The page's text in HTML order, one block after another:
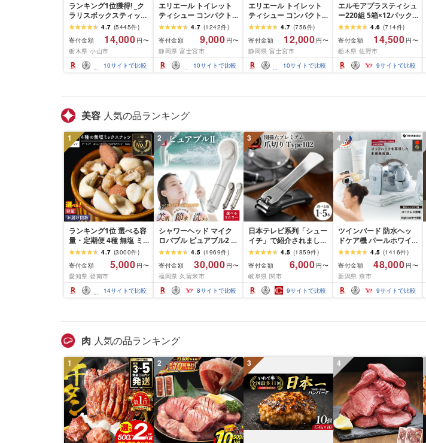
ランキング1位獲得! _ク
ラリスボックスティッシ
ュ60箱(1箱220組(440
枚))(5個入り×12セット)_
ティッシュ ティッシュ
ペーパー 日用品 常備品
生活用品 まとめ買い [配
送不可地域:離島・沖縄
4.7 (5445件)
寄付金額
14,000 円〜
栃木県 小山市
10サイトで比較
エリエール トイレット
ティシュー コンパクト
シングル [個数が選べ
る:16・32・64 ロール]
1.5倍巻 82.5m トイレッ
トペーパー シングル パ
ルプ100% 香りつき 日用
品 消耗品 備蓄 ふるさと
4.7 (1242件)
寄付金額
9,000 円〜
静岡県 富士宮市
10サイトで比較
エリエール トイレット
ティシュー コンパクト
ダブル [選べるロール
数:32・64 ロール] 1.5倍
巻 45m トイレットペー
パー ダブル パルプ100%
香りつき 日用品 消耗品
備蓄 ふるさと納税 ふる
4.7 (756件)
寄付金額
12,000 円〜
静岡県 富士宮市
10サイトで比較
エルモアプラスティシュ
ー220組 5箱×12パック
(60箱)[離島・沖縄県不
可]_ ティッシュ ティッ
シュペーパー 日用品 消
耗品 まとめ買い 常備品
生活用品 ボックスティ
ッシュ [配送不可地域:離
4.6 (714件)
寄付金額
14,500 円〜
栃木県 佐野市
9サイトで比較
美容 人気の品ランキング
1
ランキング1位 選べる容
量・定期便 4種 無塩 ミ
ックスナッツ 500g 〜
4kg 素焼きアーモンド
カシューナッツ マカダ
ミアナッツ くるみ 生ナ
ッツ 直火焙煎 素焼き 塩
油 不使用 おやつ ジップ
4.7 (3000件)
寄付金額
5,000 円〜
愛知県 碧南市
14サイトで比較
2
シャワーヘッド マイク
ロバブル ピュアブル2 節
水 約40% 日本製 カート
リッジ不要 美肌 保湿 温
浴 選べるカラー 最強翌
日配送 洗浄 軽量 コンパ
クト 日用品 バス用品 お
風呂 お取り寄せ 福岡県
4.5 (1969件)
寄付金額
30,000 円〜
福岡県 久留米市
8サイトで比較
3
日本テレビ系列「シュー
イチ」で紹介されました
(R7.09.13放送)[刀匠 関
孫六の伝統から生まれた
ツメキリ][選べる本数 1
本〜5本セット] 貝印 関
孫六 爪切り type102 ス
テンレス 高級つめきり
4.5 (1859件)
寄付金額
6,000 円〜
岐阜県 関市
9サイトで比較
4
ツインバード 防水ヘッ
ドケア機 パールホワイ
ト (TB-G001JPPW)[ ヘ
ッドケア ヘッドスパ 防
水 本格 美容機 ヘッド 頭
ケア コードレス お風呂
ギフト 美容 家電 美容家
電 TWINBIRD 新潟県 燕
4.5 (1416件)
寄付金額
48,000 円〜
新潟県 燕市
9サイトで比較
肉 人気の品ランキング
1 2 3 4